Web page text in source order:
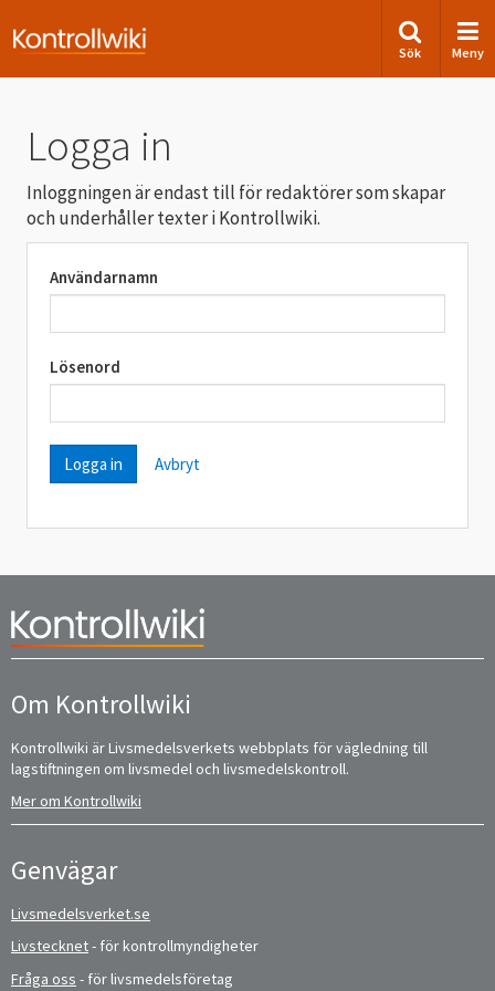
Sök Meny
Logga in
Inloggningen är endast till för redaktörer som skapar
och underhåller texter i Kontrollwiki.
Användarnamn
Lösenord
Avbryt
Om Kontrollwiki
Kontrollwiki är Livsmedelsverkets webbplats för vägledning till
lagstiftningen om livsmedel och livsmedelskontroll.
Mer om Kontrollwiki
Genvägar
Livsmedelsverket.se
Livstecknet- för kontrollmyndigheter
Fråga oss - för livsmedelsföretag